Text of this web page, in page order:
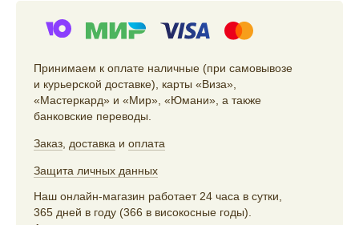
Принимаем к оплате наличные (при самовывозе
и курьерской доставке), карты «Виза»,
«Мастеркард» и «Мир», «Юмани», а также
банковские переводы.
Заказ доставка и оплата
Защита личных данных
Наш онлайн-магазин работает 24 часа в сутки,
365 дней в году (366 в високосные годы).